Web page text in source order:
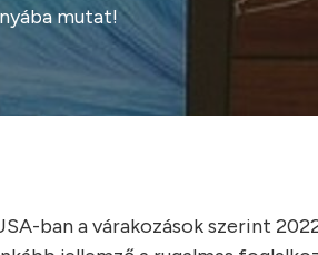
mutat!
ban a várakozások szerint